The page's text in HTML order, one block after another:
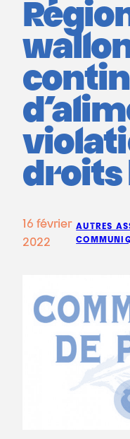
droits
16 février
2022
AUTRES